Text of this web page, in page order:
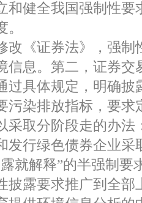
和健全我国强制性要
改《证券法》，强制
信息。第二，证券交
过具体规定，明确披
污染排放指标，要求
采取分阶段走的办法
发行绿色债券企业采
就解释”的半强制要
披露要求推广到全部